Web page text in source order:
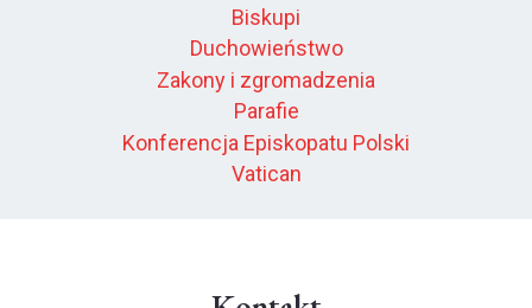
Biskupi
Duchowieństwo
Zakony i zgromadzenia
Parafie
Konferencja Episkopatu Polski
Vatican